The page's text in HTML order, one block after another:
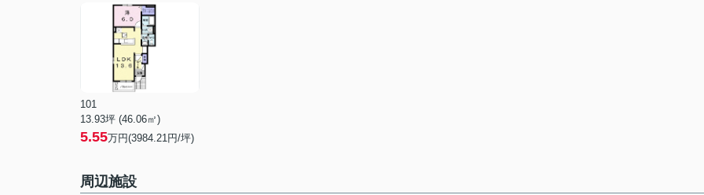
101
13.93坪 (46.06㎡)
5.55万円(3984.21円/坪)
周辺施設